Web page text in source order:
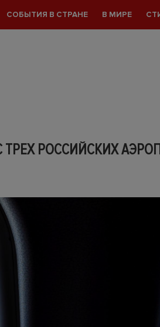
СОБЫТИЯ В СТРАНЕ В МИРЕ
РОССИЙСКИХ